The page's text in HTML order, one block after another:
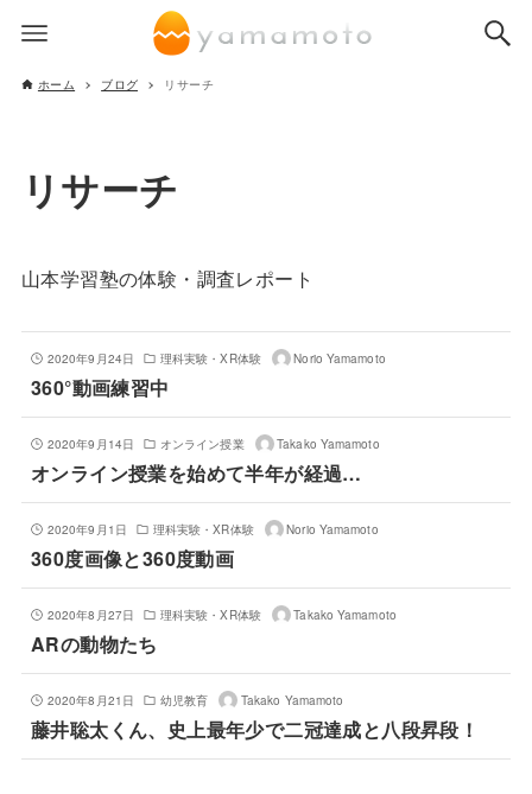
ホーム ブログ リサーチ
リサーチ
山本学習塾の体験・調査レポート
2020年9月24日 理科実験・XR体験 Norio Yamamoto
360°動画練習中
2020年9月14日 オンライン授業 Takako Yamamoto
オンライン授業を始めて半年が経過…
2020年9月1日 理科実験・XR体験 Norio Yamamoto
360度画像と360度動画
2020年8月27日 理科実験・XR体験 Takako Yamamoto
ARの動物たち
2020年8月21日 幼児教育 Takako Yamamoto
藤井聡太くん、史上最年少で二冠達成と八段昇段！